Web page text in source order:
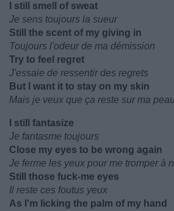
I still smell of sweat
Je sens toujours la sueur
Still the scent of my giving in
Toujours l'odeur de ma démission
Try to feel regret
J'essaie de ressentir des regrets
But I want it to stay on my skin
Mais je veux que ça reste sur ma
I still fantasize
Je fantasme toujours
Close my eyes to be wrong again
Je ferme les yeux pour me tromper à
Still those fuck-me eyes
Il reste ces foutus yeux
As I'm licking the palm of my hand